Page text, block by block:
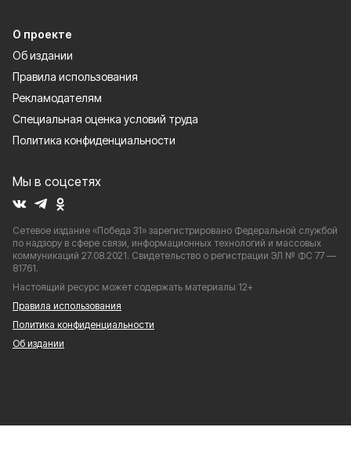
О проекте
Об издании
Правила использования
Рекламодателям
Специальная оценка условий труда
Политика конфиденциальности
Мы в соцсетях
Сетевое издание «Победа 31» зарегистрировано Федеральной службой
по надзору в сфере связи, информационных технологий и массовых
коммуникаций 27.08.2021. Свидетельство о регистрации ЭЛ № ФС 77 —
81761.
Настоящий ресурс может содержать материалы 12+
Правила использования
Политика конфиденциальности
Об издании